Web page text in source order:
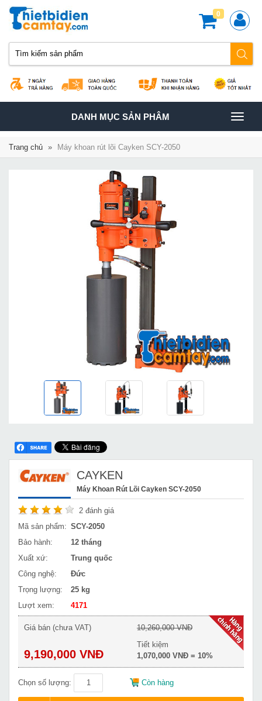
0
TOGGLE
NAVIGATION
DANH MỤC SẢN PHÂM
Trang chủ » Máy khoan rút lõi Cayken SCY-2050
CAYKEN
Máy Khoan Rút Lõi Cayken SCY-2050
2 đánh giá
Mã sản phẩm: SCY-2050
Bảo hành:
12 tháng
Xuất xứ:
Trung quốc
Công nghệ:
Đức
Trọng lượng:
25 kg
Lượt xem:
4171
Giá bán (chưa VAT)
9,190,000 VNĐ
10,260,000 VNĐ
Tiết kiệm
1,070,000 VNĐ = 10%
Chọn số lượng: Còn hàng